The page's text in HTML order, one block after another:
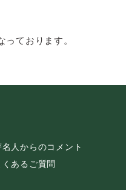
ております。
名人からのコメント
くあるご質問